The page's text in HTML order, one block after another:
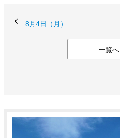
8月4日（月）
一覧へ